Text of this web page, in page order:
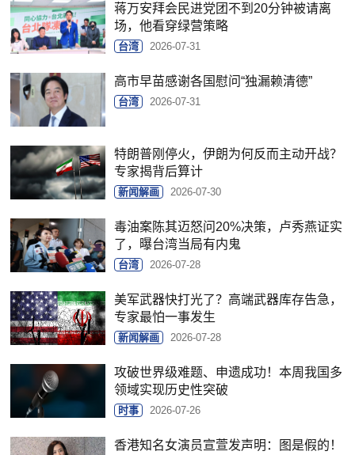
蒋万安拜会民进党团不到20分钟被请离
场，他看穿绿营策略
台湾 2026-07-31
高市早苗感谢各国慰问“独漏赖清德”
台湾 2026-07-31
特朗普刚停火，伊朗为何反而主动开战？
专家揭背后算计
新闻解画 2026-07-30
毒油案陈其迈怒问20%决策，卢秀燕证实
了，曝台湾当局有内鬼
台湾 2026-07-28
美军武器快打光了？高端武器库存告急，
专家最怕一事发生
新闻解画 2026-07-28
攻破世界级难题、申遗成功！本周我国多
领域实现历史性突破
时事 2026-07-26
香港知名女演员宣萱发声明：图是假的！